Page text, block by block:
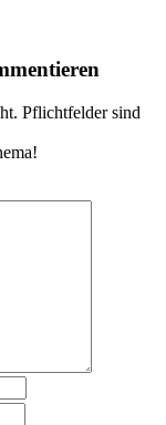
Pflichtfelder sind